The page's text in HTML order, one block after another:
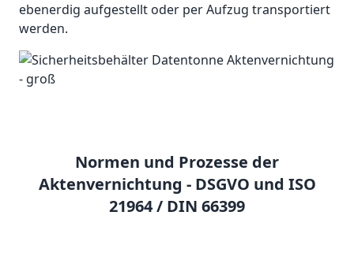
ebenerdig aufgestellt oder per Aufzug transportiert
werden.
Normen und Prozesse der
Aktenvernichtung - DSGVO und ISO
21964 / DIN 66399